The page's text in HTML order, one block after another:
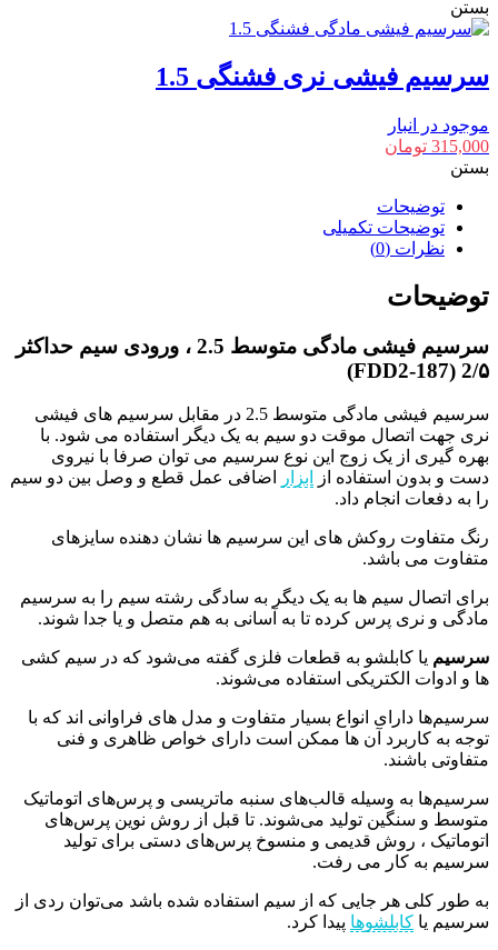
بستن
سرسیم فیشی نری فشنگی 1.5
موجود در انبار
315,000 تومان
بستن
توضیحات
توضیحات تکمیلی
نظرات (0)
توضیحات
سرسیم فیشی مادگی متوسط 2.5 ، ورودی سیم حداکثر
2/۵ (FDD2-187)
سرسیم فیشی مادگی متوسط 2.5 در مقابل سرسیم های فیشی
نری جهت اتصال موقت دو سیم به یک دیگر استفاده می شود. با
بهره گیری از یک زوج این نوع سرسیم می توان صرفا با نیروی
دست و بدون استفاده از
ابزار
اضافی عمل قطع و وصل بین دو سیم
را به دفعات انجام داد.
رنگ متفاوت روکش های این سرسیم ها نشان دهنده سایزهای
متفاوت می باشد.
برای اتصال سیم ها به یک دیگر به سادگی رشته سیم را به سرسیم
مادگی و نری پرس کرده تا به آسانی به هم متصل و یا جدا شوند.
سرسیم یا کابلشو به قطعات فلزی گفته می‌شود که در سیم کشی‌
ها و ادوات الکتریکی استفاده می‌شوند.
سرسیم‌ها دارای انواع بسیار متفاوت و مدل‌ های فراوانی اند که با
توجه به کاربرد آن ها ممکن است دارای خواص ظاهری و فنی
متفاوتی باشند.
سرسیم‌ها به وسیله قالب‌های سنبه ماتریسی و پرس‌های اتوماتیک
متوسط و سنگین تولید می‌شوند. تا قبل از روش نوین پرس‌های
اتوماتیک ، روش قدیمی و منسوخ پرس‌های دستی برای تولید
سرسیم به کار می ‌رفت.
به طور کلی هر جایی که از سیم استفاده شده باشد می‌توان ردی از
سرسیم یا کابلشوها پیدا کرد.